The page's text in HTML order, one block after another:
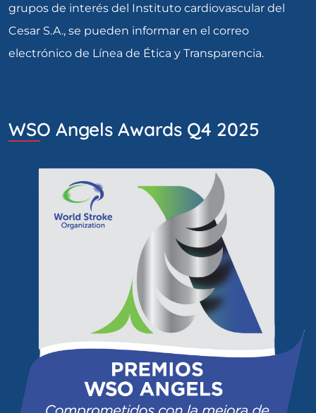
grupos de interés del Instituto cardiovascular del
Cesar S.A., se pueden informar en el correo
electrónico de Línea de Ética y Transparencia.
WSO Angels Awards Q4 2025